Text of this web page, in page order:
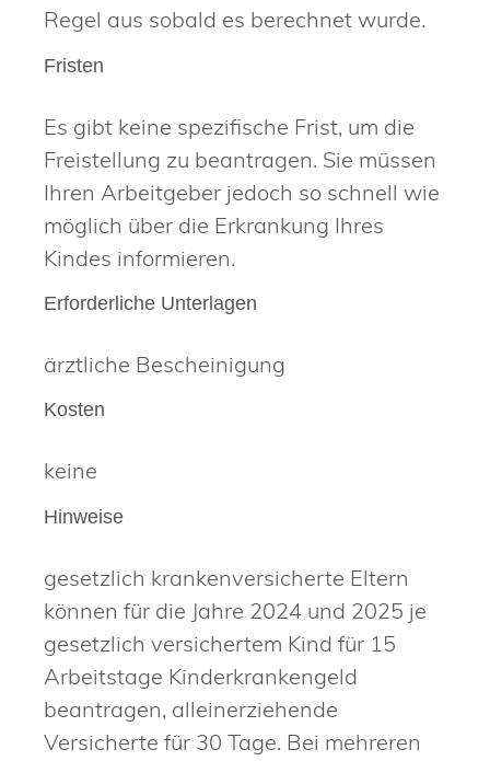
Regel aus sobald es berechnet wurde.
Fristen
Es gibt keine spezifische Frist, um die
Freistellung zu beantragen. Sie müssen
Ihren Arbeitgeber jedoch so schnell wie
möglich über die Erkrankung Ihres
Kindes informieren.
Erforderliche Unterlagen
ärztliche Bescheinigung
Kosten
keine
Hinweise
gesetzlich krankenversicherte Eltern
können für die Jahre 2024 und 2025 je
gesetzlich versichertem Kind für 15
Arbeitstage Kinderkrankengeld
beantragen, alleinerziehende
Versicherte für 30 Tage. Bei mehreren